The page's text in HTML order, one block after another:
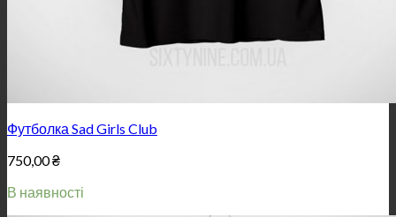
Футболка Sad Girls Club
750,00₴
В наявності